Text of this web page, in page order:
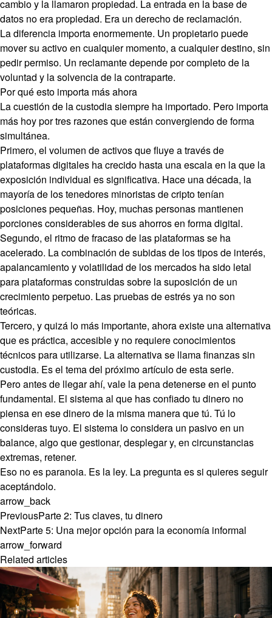
cambio y la llamaron propiedad. La entrada en la base de
datos no era propiedad. Era un derecho de reclamación.
La diferencia importa enormemente. Un propietario puede
mover su activo en cualquier momento, a cualquier destino, sin
pedir permiso. Un reclamante depende por completo de la
voluntad y la solvencia de la contraparte.
Por qué esto importa más ahora
La cuestión de la custodia siempre ha importado. Pero importa
más hoy por tres razones que están convergiendo de forma
simultánea.
Primero, el volumen de activos que fluye a través de
plataformas digitales ha crecido hasta una escala en la que la
exposición individual es significativa. Hace una década, la
mayoría de los tenedores minoristas de cripto tenían
posiciones pequeñas. Hoy, muchas personas mantienen
porciones considerables de sus ahorros en forma digital.
Segundo, el ritmo de fracaso de las plataformas se ha
acelerado. La combinación de subidas de los tipos de interés,
apalancamiento y volatilidad de los mercados ha sido letal
para plataformas construidas sobre la suposición de un
crecimiento perpetuo. Las pruebas de estrés ya no son
teóricas.
Tercero, y quizá lo más importante, ahora existe una alternativa
que es práctica, accesible y no requiere conocimientos
técnicos para utilizarse. La alternativa se llama finanzas sin
custodia. Es el tema del próximo artículo de esta serie.
Pero antes de llegar ahí, vale la pena detenerse en el punto
fundamental. El sistema al que has confiado tu dinero no
piensa en ese dinero de la misma manera que tú. Tú lo
consideras tuyo. El sistema lo considera un pasivo en un
balance, algo que gestionar, desplegar y, en circunstancias
extremas, retener.
Eso no es paranoia. Es la ley. La pregunta es si quieres seguir
aceptándolo.
arrow_back
PreviousParte 2: Tus claves, tu dinero
NextParte 5: Una mejor opción para la economía informal
arrow_forward
Related articles